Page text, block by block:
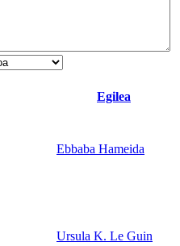
Egilea
Ebbaba Hameida
Ursula K. Le Guin